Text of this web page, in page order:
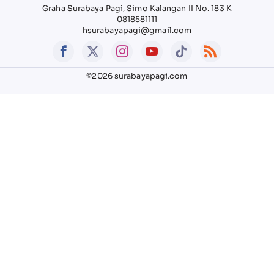
Graha Surabaya Pagi, Simo Kalangan II No. 183 K
0818581111
hsurabayapagi@gmail.com
©2026 surabayapagi.com